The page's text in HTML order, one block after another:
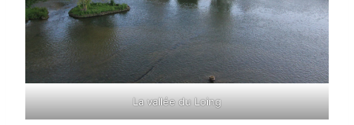
La vallée du Loing